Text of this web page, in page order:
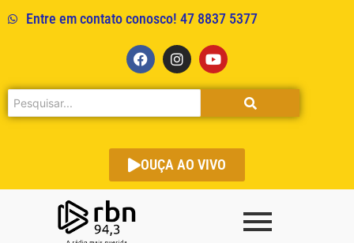
Entre em contato conosco! 47 8837 5377
OUÇA AO VIVO